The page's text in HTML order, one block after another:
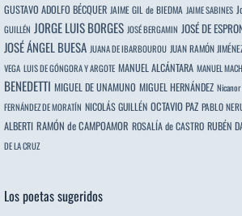
GUSTAVO ADOLFO BÉCQUER JAIME GIL de BIEDMA JAIME SABINES
GUILLÉN JORGE LUIS BORGES JOSÉ BERGAMIN JOSÉ DE
JOSÉ ÁNGEL BUESA JUANA DE IBARBOUROU JUAN RAMÓN
VEGA LUIS DE GÓNGORA Y ARGOTE MANUEL ALCÁNTARA MANUEL
BENEDETTI MIGUEL DE UNAMUNO MIGUEL HERNÁNDEZ Nicanor
FERNÁNDEZ DE MORATÍN NICOLÁS GUILLÉN OCTAVIO PAZ PABLO
ALBERTI RAMÓN de CAMPOAMOR ROSALÍA de CASTRO RUBÉN
DE LA CRUZ
Los poetas sugeridos